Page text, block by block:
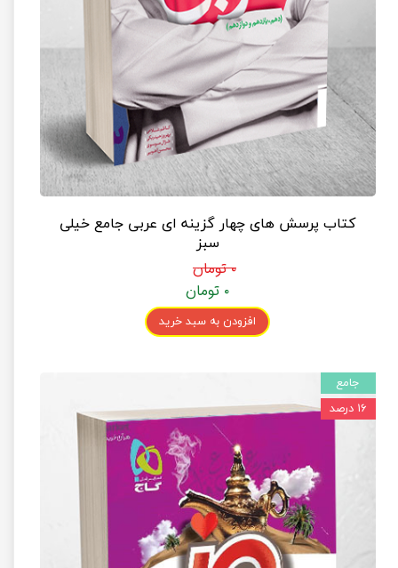
کتاب پرسش های چهار گزینه ای عربی جامع خیلی
سبز
۰ تومان
۰ تومان
افزودن به سبد خرید
جامع
۱۶ درصد